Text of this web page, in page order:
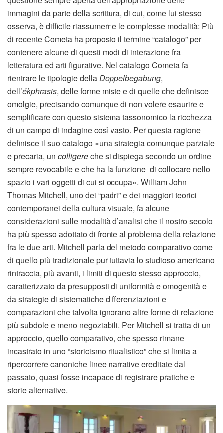
immagini da parte della scrittura, di cui, come lui stesso
osserva, è difficile riassumerne le complesse modalità: Più
di recente Cometa ha proposto il termine “catalogo” per
contenere alcune di questi modi di interazione fra
letteratura ed arti figurative. Nel catalogo Cometa fa
rientrare le tipologie dellaDoppelbegabung,
dell’ékphrasis, delle forme miste e di quelle che definisce
omolgie, precisando comunque di non volere esaurire e
semplificare con questo sistema tassonomico la ricchezza
di un campo di indagine così vasto. Per questa ragione
definisce il suo catalogo «una strategia comunque parziale
e precaria, un colligereche si dispiega secondo un ordine
sempre revocabile e che ha la funzione di collocare nello
spazio i vari oggetti di cui si occupa». William John
Thomas Mitchell, uno dei “padri” e dei maggiori teorici
contemporanei della cultura visuale, fa alcune
considerazioni sulle modalità d’analisi che il nostro secolo
ha più spesso adottato di fronte al problema della relazione
fra le due arti. Mitchell parla del metodo comparativo come
di quello più tradizionale pur tuttavia lo studioso americano
rintraccia, più avanti, i limiti di questo stesso approccio,
caratterizzato da presupposti di uniformità e omogenità e
da strategie di sistematiche differenziazioni e
comparazioni che talvolta ignorano altre forme di relazione
più subdole e meno negoziabili. Per Mitchell si tratta di un
approccio, quello comparativo, che spesso rimane
incastrato in uno “storicismo ritualistico” che si limita a
ripercorrere canoniche linee narrative ereditate dal
passato, quasi fosse incapace di registrare pratiche e
storie alternative.